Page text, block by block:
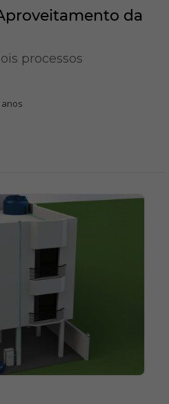
da
processos
anos